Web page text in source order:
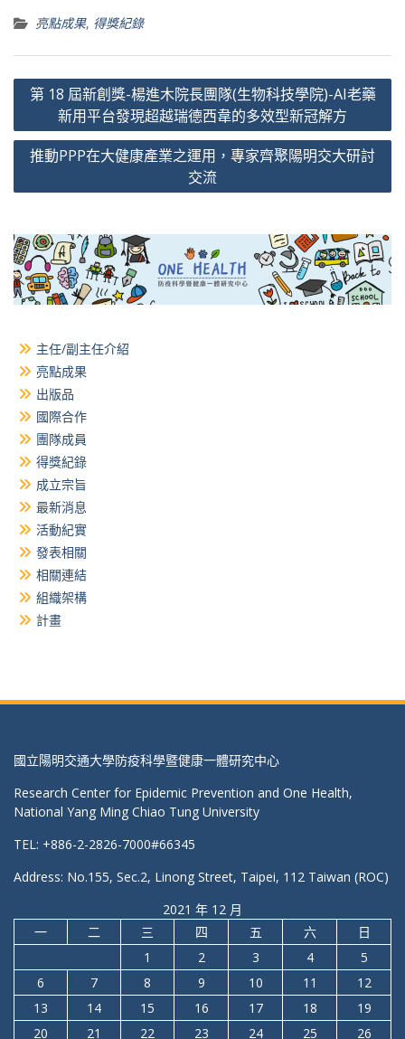
亮點成果, 得獎紀錄
文
導
覽
第 18 屆新創獎-楊進木院長團隊(生物科技學院)-AI老藥
新用平台發現超越瑞德西韋的多效型新冠解方
推動PPP在大健康產業之運用，專家齊聚陽明交大研討
交流
主任/副主任介紹
亮點成果
出版品
國際合作
團隊成員
得獎紀錄
成立宗旨
最新消息
活動紀實
發表相關
相關連結
組織架構
計畫
國立陽明交通大學防疫科學暨健康一體研究中心
Research Center for Epidemic Prevention and One Health,
National Yang Ming Chiao Tung University
TEL: +886-2-2826-7000#66345
Address: No.155, Sec.2, Linong Street, Taipei, 112 Taiwan (ROC)
2021 年 12 月
一
二 三 四 五 六
日
1
2 3 4
5
6
7 8 9 10 11
12
13
14 15 16 17 18
19
20
21 22 23 24 25 26